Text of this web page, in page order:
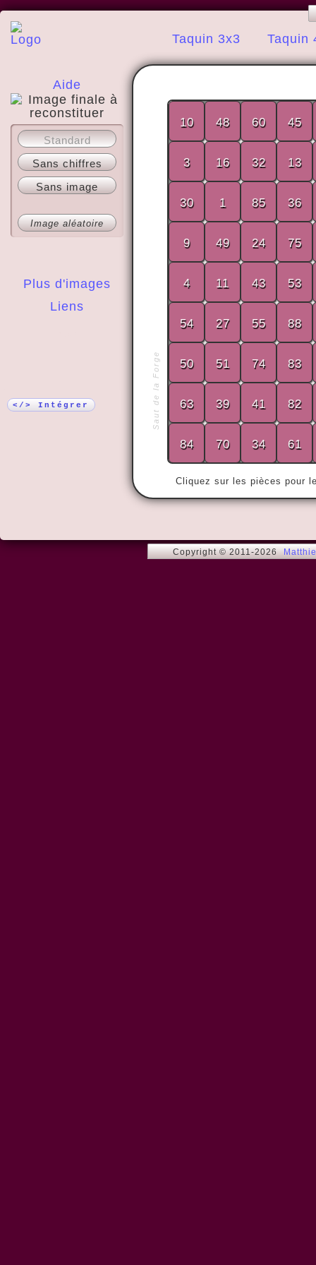
Taquin 3x3 Taquin
Aide
A propos
Plus d'images
Liens
Standard
Sans chiffres
Sans image
Image aléatoire
</> Intégrer Saut de la Forge
Cliquez sur les pièces pour
« Ma
Puis on
10 48 60 45
3 16 32 13
30 1 85 36
9 49 24 75
4 11 43 53
54 27 55 88
50 51 74 83
63 39 41 82
84 70 34 61
Copyright © 2011-2026